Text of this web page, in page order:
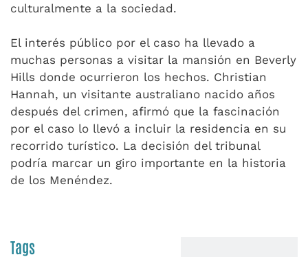
culturalmente a la sociedad.
El interés público por el caso ha llevado a
muchas personas a visitar la mansión en Beverly
Hills donde ocurrieron los hechos. Christian
Hannah, un visitante australiano nacido años
después del crimen, afirmó que la fascinación
por el caso lo llevó a incluir la residencia en su
recorrido turístico. La decisión del tribunal
podría marcar un giro importante en la historia
de los Menéndez.
Tags